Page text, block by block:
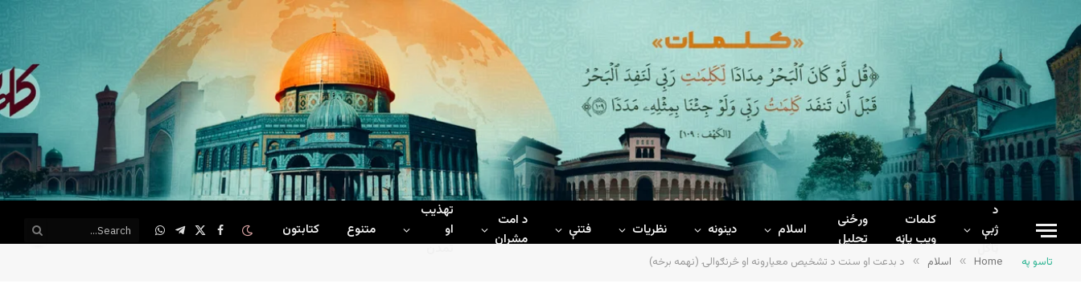
د
ژبې
ټاکل
کلمات
ويب پاڼه
ورځنی
تحلیل
اسلام دینونه نظریات فتنې
د امت
مشران
تهذیب
او
تمدن
متنوع کتابتون Facebook
X
Telegram
WhatsApp
تاسو په Home
» اسلام » د بدعت او سنت د تشخیص معیارونه او څرنګوالۍ (نهمه برخه)